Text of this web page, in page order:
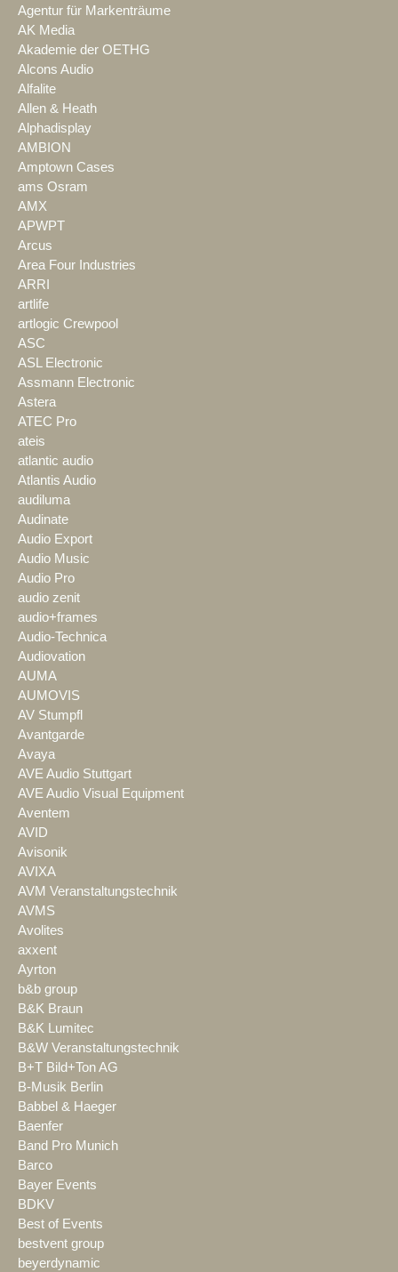
Agentur für Markenträume
AK Media
Akademie der OETHG
Alcons Audio
Alfalite
Allen & Heath
Alphadisplay
AMBION
Amptown Cases
ams Osram
AMX
APWPT
Arcus
Area Four Industries
ARRI
artlife
artlogic Crewpool
ASC
ASL Electronic
Assmann Electronic
Astera
ATEC Pro
ateis
atlantic audio
Atlantis Audio
audiluma
Audinate
Audio Export
Audio Music
Audio Pro
audio zenit
audio+frames
Audio-Technica
Audiovation
AUMA
AUMOVIS
AV Stumpfl
Avantgarde
Avaya
AVE Audio Stuttgart
AVE Audio Visual Equipment
Aventem
AVID
Avisonik
AVIXA
AVM Veranstaltungstechnik
AVMS
Avolites
axxent
Ayrton
b&b group
B&K Braun
B&K Lumitec
B&W Veranstaltungstechnik
B+T Bild+Ton AG
B-Musik Berlin
Babbel & Haeger
Baenfer
Band Pro Munich
Barco
Bayer Events
BDKV
Best of Events
bestvent group
beyerdynamic